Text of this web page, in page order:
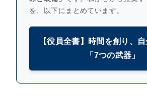
を、以下にまとめています。
【役員全書】時間を創り、
「7つの武器」